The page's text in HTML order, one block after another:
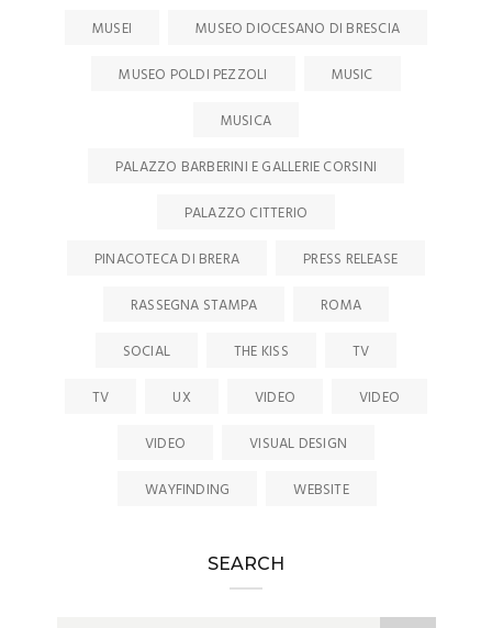
MUSEI
MUSEO DIOCESANO DI BRESCIA
MUSEO POLDI PEZZOLI
MUSIC
MUSICA
PALAZZO BARBERINI E GALLERIE CORSINI
PALAZZO CITTERIO
PINACOTECA DI BRERA
PRESS RELEASE
RASSEGNA STAMPA
ROMA
SOCIAL
THE KISS
TV
TV
UX VIDEO
VIDEO
VIDEO
VISUAL DESIGN
WAYFINDING
WEBSITE
SEARCH